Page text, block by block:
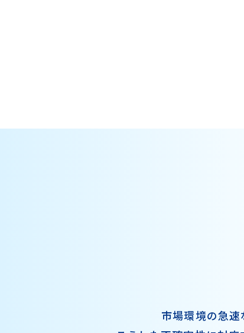
市場環境の急